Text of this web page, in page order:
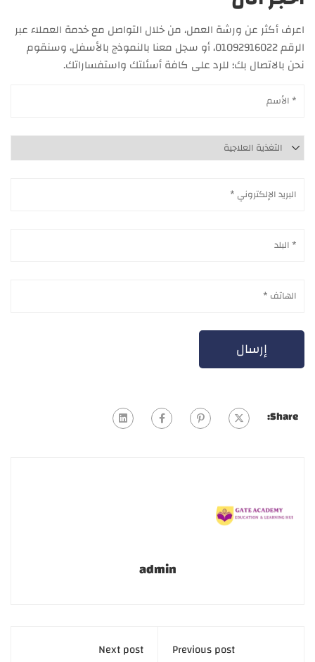
اعرف أكثر عن ورشة العمل، من خلال التواصل مع خدمة العملاء عبر
الرقم 01092916022، أو سجل معنا بالنموذج بالأسفل، وسنقوم
نحن بالاتصال بك؛ للرد على كافة أسئلتك واستفساراتك.
Share:
admin
Previous post
Next post